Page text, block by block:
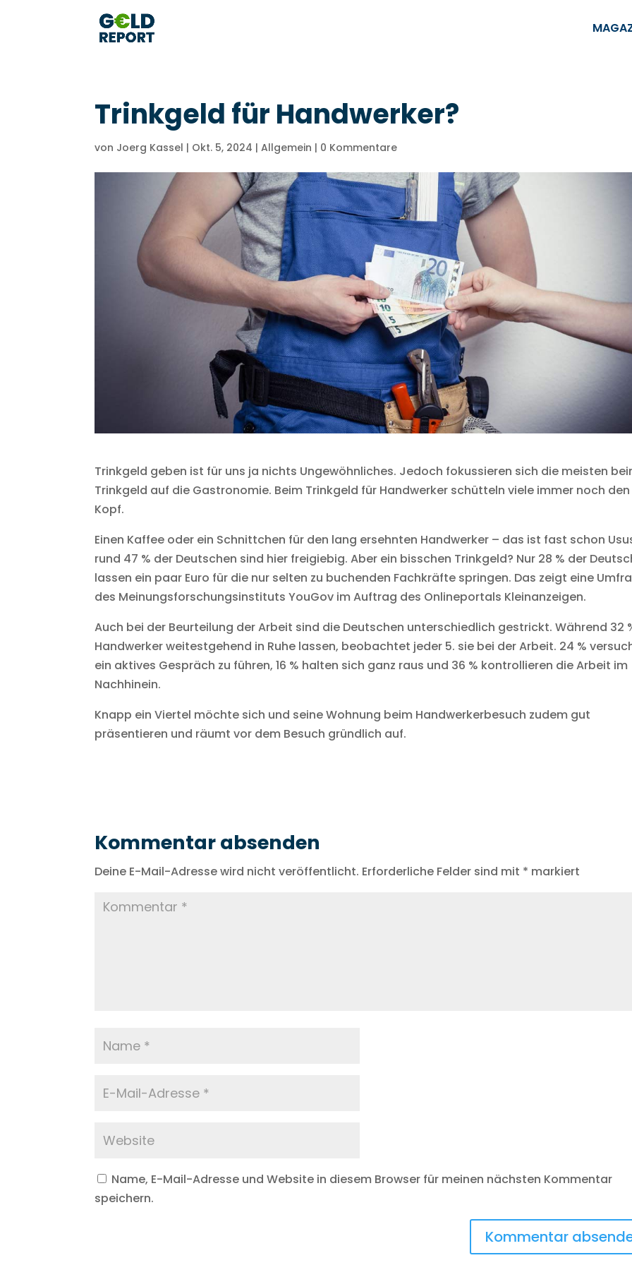
Trinkgeld für Handwerker?
von Joerg Kassel | Okt. 5, 2024 |Allgemein | 0 Kommentare
Trinkgeld geben ist für uns ja nichts Ungewöhnliches. Jedoch fokussieren sich die meisten
Trinkgeld auf die Gastronomie. Beim Trinkgeld für Handwerker schütteln viele immer noch den
Kopf.
Einen Kaffee oder ein Schnittchen für den lang ersehnten Handwerker – das ist fast schon
rund 47 % der Deutschen sind hier freigiebig. Aber ein bisschen Trinkgeld? Nur 28 % der
lassen ein paar Euro für die nur selten zu buchenden Fachkräfte springen. Das zeigt eine
des Meinungsforschungsinstituts YouGov im Auftrag des Onlineportals Kleinanzeigen.
Auch bei der Beurteilung der Arbeit sind die Deutschen unterschiedlich gestrickt. Während 32
Handwerker weitestgehend in Ruhe lassen, beobachtet jeder 5. sie bei der Arbeit. 24 %
ein aktives Gespräch zu führen, 16 % halten sich ganz raus und 36 % kontrollieren die Arbeit im
Nachhinein.
Knapp ein Viertel möchte sich und seine Wohnung beim Handwerkerbesuch zudem gut
präsentieren und räumt vor dem Besuch gründlich auf.
Kommentar absenden
Deine E-Mail-Adresse wird nicht veröffentlicht. Erforderliche Felder sind mit * markiert
Name, E-Mail-Adresse und Website in diesem Browser für meinen nächsten Kommentar
speichern.